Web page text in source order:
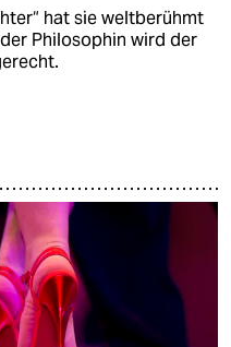
hat sie weltberühmt
Philosophin wird der